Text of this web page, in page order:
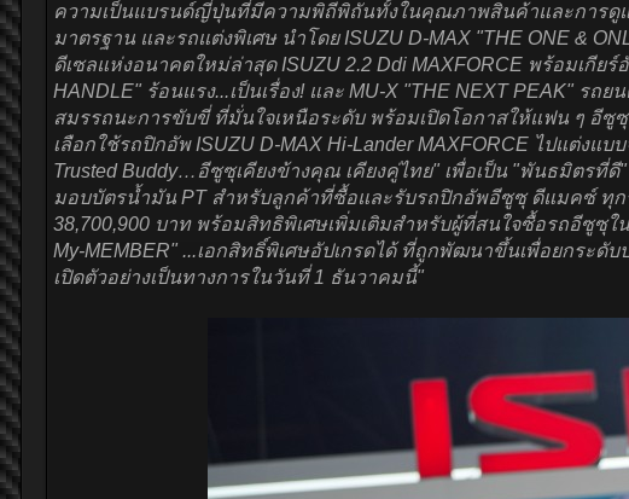
ความเป็นแบรนด์ญี่ปุ่นที่มีความพิถีพิถันทั้งในคุณภาพสินค้าและการดู
มาตรฐาน และรถแต่งพิเศษ นำโดย ISUZU D-MAX "THE ONE &
ดีเซลแห่งอนาคตใหม่ล่าสุด ISUZU 2.2 Ddi MAXFORCE พร้อมเกี
HANDLE" ร้อนแรง...เป็นเรื่อง! และ MU-X "THE NEXT PEAK" ร
สมรรถนะการขับขี่ ที่มั่นใจเหนือระดับ พร้อมเปิดโอกาสให้แฟน ๆ อีซู
เลือกใช้รถปิกอัพ ISUZU D-MAX Hi-Lander MAXFORCE ไปแต่ง
Trusted Buddy…อีซูซุเคียงข้างคุณ เคียงคู่ไทย" เพื่อเป็น "พันธมิตรที่
มอบบัตรน้ำมัน PT สำหรับลูกค้าที่ซื้อและรับรถปิกอัพอีซูซุ ดีแมคซ์ ทุก
38,700,900 บาท พร้อมสิทธิพิเศษเพิ่มเติมสำหรับผู้ที่สนใจซื้อรถอีซูซุ
My-MEMBER" ...เอกสิทธิ์พิเศษอัปเกรดได้ ที่ถูกพัฒนาขึ้นเพื่อยกระ
เปิดตัวอย่างเป็นทางการในวันที่ 1 ธันวาคมนี้"